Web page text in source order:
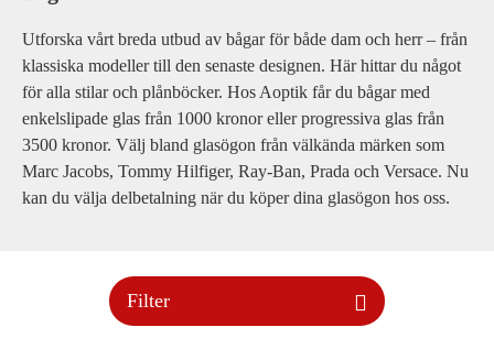
Utforska vårt breda utbud av bågar för både dam och herr – från
klassiska modeller till den senaste designen. Här hittar du något
för alla stilar och plånböcker. Hos Aoptik får du bågar med
enkelslipade glas från 1000 kronor eller progressiva glas från
3500 kronor. Välj bland glasögon från välkända märken som
Marc Jacobs, Tommy Hilfiger, Ray-Ban, Prada och Versace. Nu
kan du välja delbetalning när du köper dina glasögon hos oss.
Filter